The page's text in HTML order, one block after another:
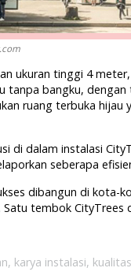
ukuran tinggi 4
tanpa bangku,
ruang terbuka hijau
di dalam instalasi
seberapa
dibangun di kota-
tembok CityTrees
, karya instalasi,